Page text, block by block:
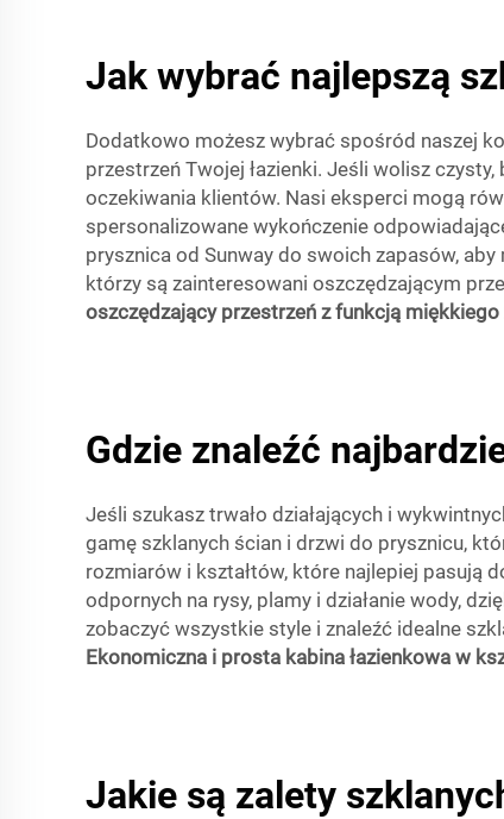
Jak wybrać najlepszą
Dodatkowo możesz wybrać spośród naszej
przestrzeń Twojej łazienki. Jeśli wolisz
oczekiwania klientów. Nasi eksperci mogą
spersonalizowane wykończenie
prysznica od Sunway do swoich zapasów,
którzy są zainteresowani oszczędzającym
oszczędzający przestrzeń z funkcją
Gdzie znaleźć
Jeśli szukasz trwało działających i
gamę szklanych ścian i drzwi do prysznicu,
rozmiarów i kształtów, które najlepiej pasują
odpornych na rysy, plamy i działanie wody,
zobaczyć wszystkie style i znaleźć idealne
Ekonomiczna i prosta kabina łazienkowa w
Jakie są zalety